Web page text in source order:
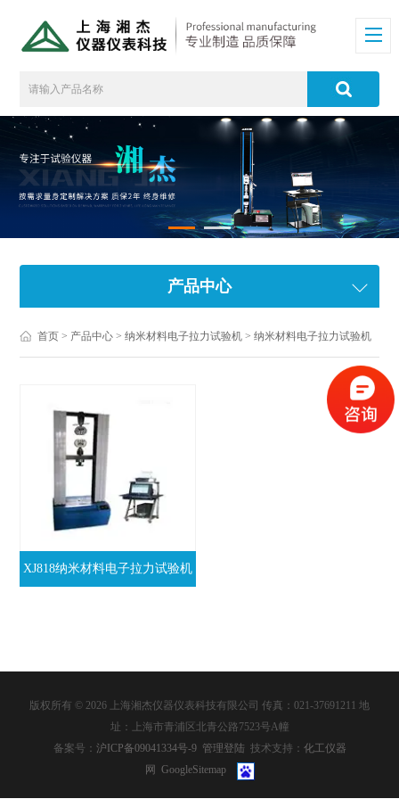
产品中心
首页 > 产品中心 >纳米材料电子拉力试验机 >纳米材料电子拉力试验机
XJ818纳米材料电子拉力试验机
版权所有 © 2026 上海湘杰仪器仪表科技有限公司 传真：021-37691211 地
址：上海市青浦区北青公路7523号A幢
备案号： 沪ICP备09041334号-9 管理登陆 技术支持： 化工仪器
网 GoogleSitemap